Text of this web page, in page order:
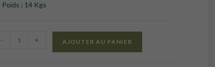
Poids : 14 Kgs
- + AJOUTER AU PANIER